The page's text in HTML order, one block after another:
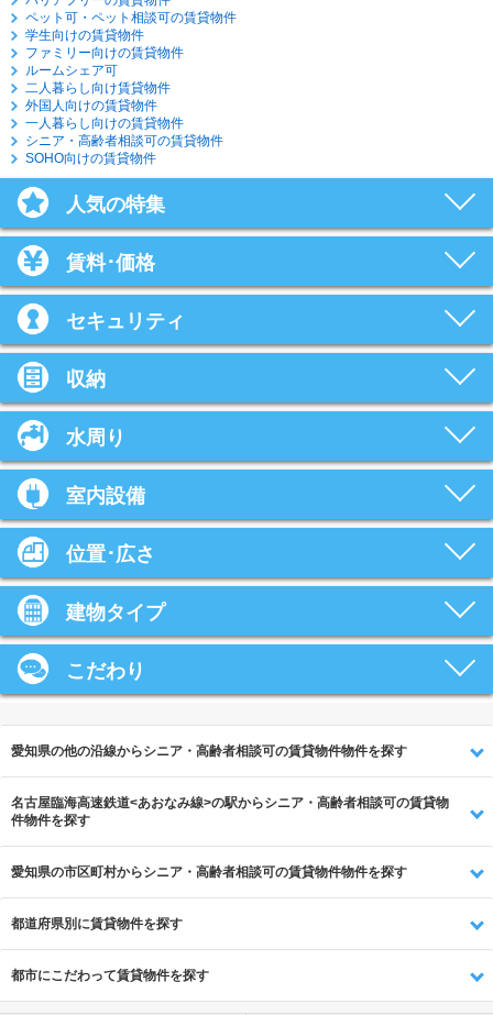
ペット可・ペット相談可の賃貸物件
学生向けの賃貸物件
ファミリー向けの賃貸物件
ルームシェア可
二人暮らし向け賃貸物件
外国人向けの賃貸物件
一人暮らし向けの賃貸物件
シニア・高齢者相談可の賃貸物件
SOHO向けの賃貸物件
人気の特集
賃料･価格
セキュリティ
収納
水周り
室内設備
位置･広さ
建物タイプ
こだわり
愛知県の他の沿線からシニア・高齢者相談可の賃貸物件物件を探す
名古屋臨海高速鉄道<あおなみ線>の駅からシニア・高齢者相談可の賃貸物
件物件を探す
愛知県の市区町村からシニア・高齢者相談可の賃貸物件物件を探す
都道府県別に賃貸物件を探す
都市にこだわって賃貸物件を探す